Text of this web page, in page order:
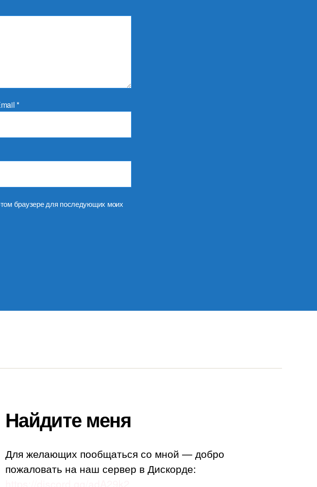
*
браузере для последующих моих
Найдите меня
Для желающих пообщаться со мной — добро
пожаловать на наш сервер в Дискорде: